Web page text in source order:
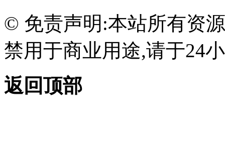
© 免责声明:本站所有资
禁用于商业用途,请于24
返回顶部